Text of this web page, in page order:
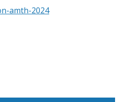
amth-2024